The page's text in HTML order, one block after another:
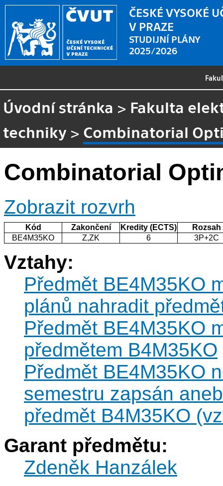
ČESKÉ VYSOKÉ
V PRAZE
STUDIJNÍ PLÁNY
2025/2026
Úvodní stránka > Fakulta
techniky > Combinatorial
Combinatorial
Zobrazit rozvrh
Kód Zakončení Kredity (ECTS)
Rozsah
BE4M35KO
Z,ZK 6 3P+2C
Vztahy:
Předmět BE4M35KO
plánů nahradit
Předmět BE4M35KO
předmětem B4M35KO
Předmět BE4M35KO
semestru zapsán
předmět B4M35KO
Garant předmětu:
Zdeněk Hanzálek